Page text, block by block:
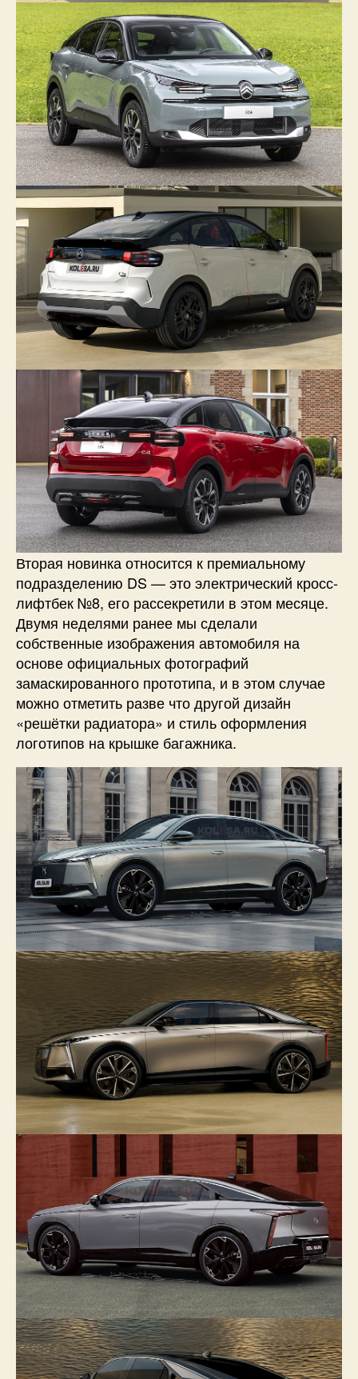
Вторая новинка относится к премиальному
подразделению DS — это электрический кросс-
лифтбек №8, его рассекретили в этом месяце.
Двумя неделями ранее мы сделали
собственные изображения автомобиля на
основе официальных фотографий
замаскированного прототипа, и в этом случае
можно отметить разве что другой дизайн
«решётки радиатора» и стиль оформления
логотипов на крышке багажника.